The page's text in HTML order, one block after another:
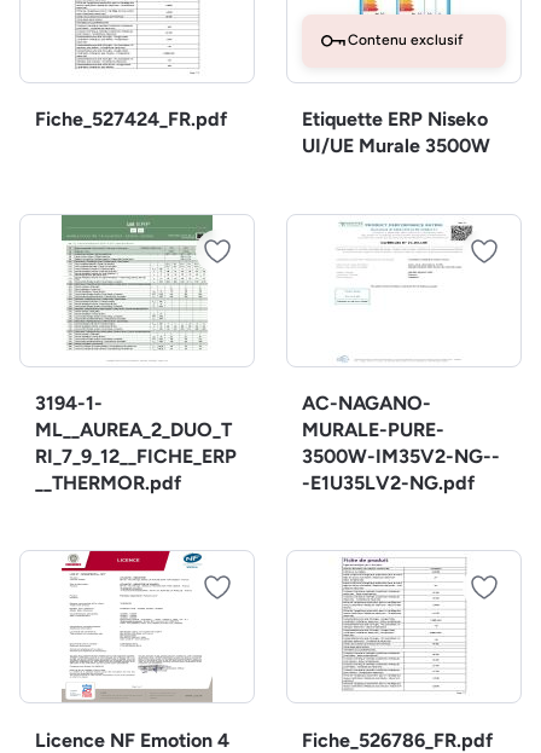
Fiche_527424_FR.pdf
Contenu exclusif
Etiquette ERP Niseko
UI/UE Murale 3500W
3194-1-
ML__AUREA_2_DUO_T
RI_7_9_12__FICHE_ERP
__THERMOR.pdf
AC-NAGANO-
MURALE-PURE-
3500W-IM35V2-NG--
-E1U35LV2-NG.pdf
Licence NF Emotion 4
Fiche_526786_FR.pdf